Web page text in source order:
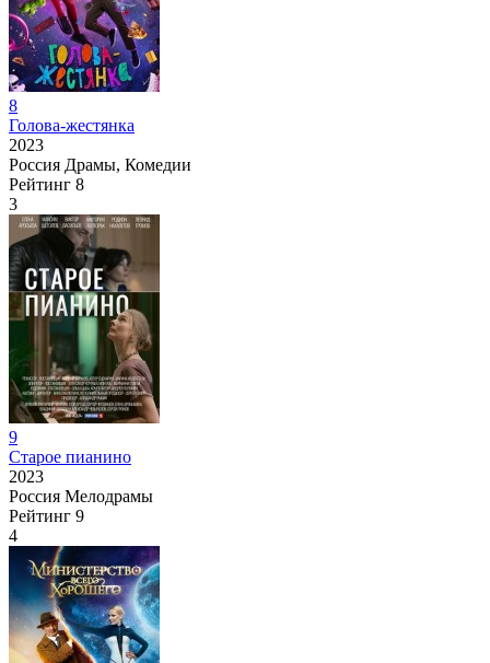
8
Голова-жестянка
2023
Россия Драмы, Комедии
Рейтинг 8
3
9
Старое пианино
2023
Россия Мелодрамы
Рейтинг 9
4